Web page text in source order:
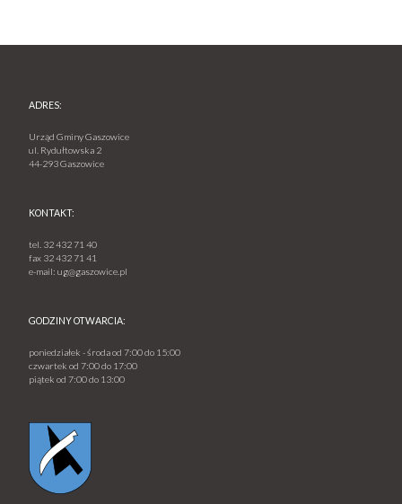
ADRES:
Urząd Gminy Gaszowice
ul. Rydułtowska 2
44-293 Gaszowice
KONTAKT:
tel. 32 432 71 40
fax 32 432 71 41
e-mail:ug@gaszowice.pl
GODZINY OTWARCIA:
poniedziałek - środa od 7:00 do 15:00
czwartek od 7:00 do 17:00
piątek od 7:00 do 13:00